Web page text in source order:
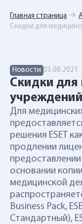
Главная страница
Скидки для
Новости 03.08.2021
Скидки для
учреждений
Для
решения ESET
продлении
основании
медицинской
Business Pack,
Стандартный),